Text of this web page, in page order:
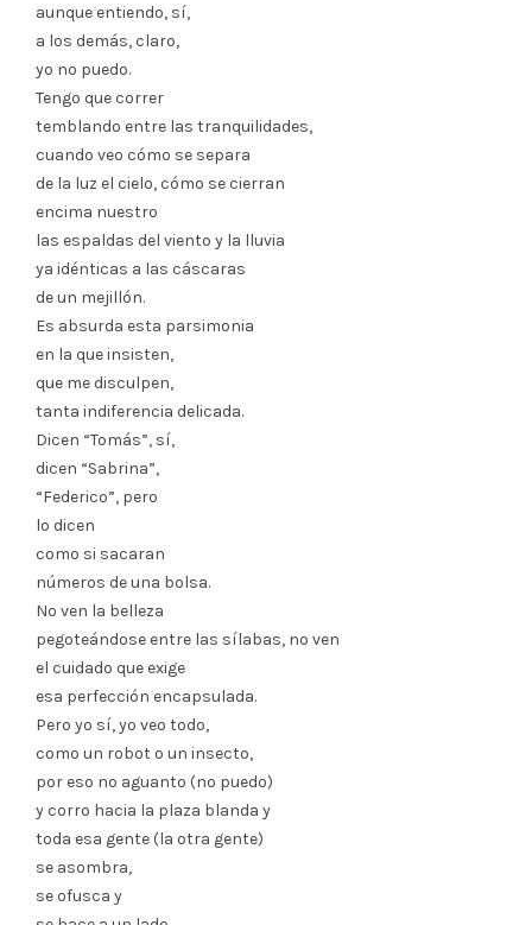
aunque entiendo, sí,
a los demás, claro,
yo no puedo.
Tengo que correr
temblando entre las tranquilidades,
cuando veo cómo se separa
de la luz el cielo, cómo se cierran
encima nuestro
las espaldas del viento y la lluvia
ya idénticas a las cáscaras
de un mejillón.
Es absurda esta parsimonia
en la que insisten,
que me disculpen,
tanta indiferencia delicada.
Dicen “Tomás”, sí,
dicen “Sabrina”,
“Federico”, pero
lo dicen
como si sacaran
números de una bolsa.
No ven la belleza
pegoteándose entre las sílabas, no ven
el cuidado que exige
esa perfección encapsulada.
Pero yo sí, yo veo todo,
como un robot o un insecto,
por eso no aguanto (no puedo)
y corro hacia la plaza blanda y
toda esa gente (la otra gente)
se asombra,
se ofusca y